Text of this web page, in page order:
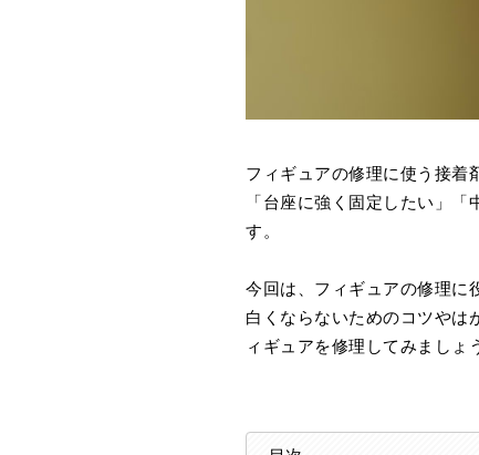
フィギュアの修理に使う接着
「台座に強く固定したい」
す。
今回は、フィギュアの修理に
白くならないためのコツやは
ィギュアを修理してみましょ